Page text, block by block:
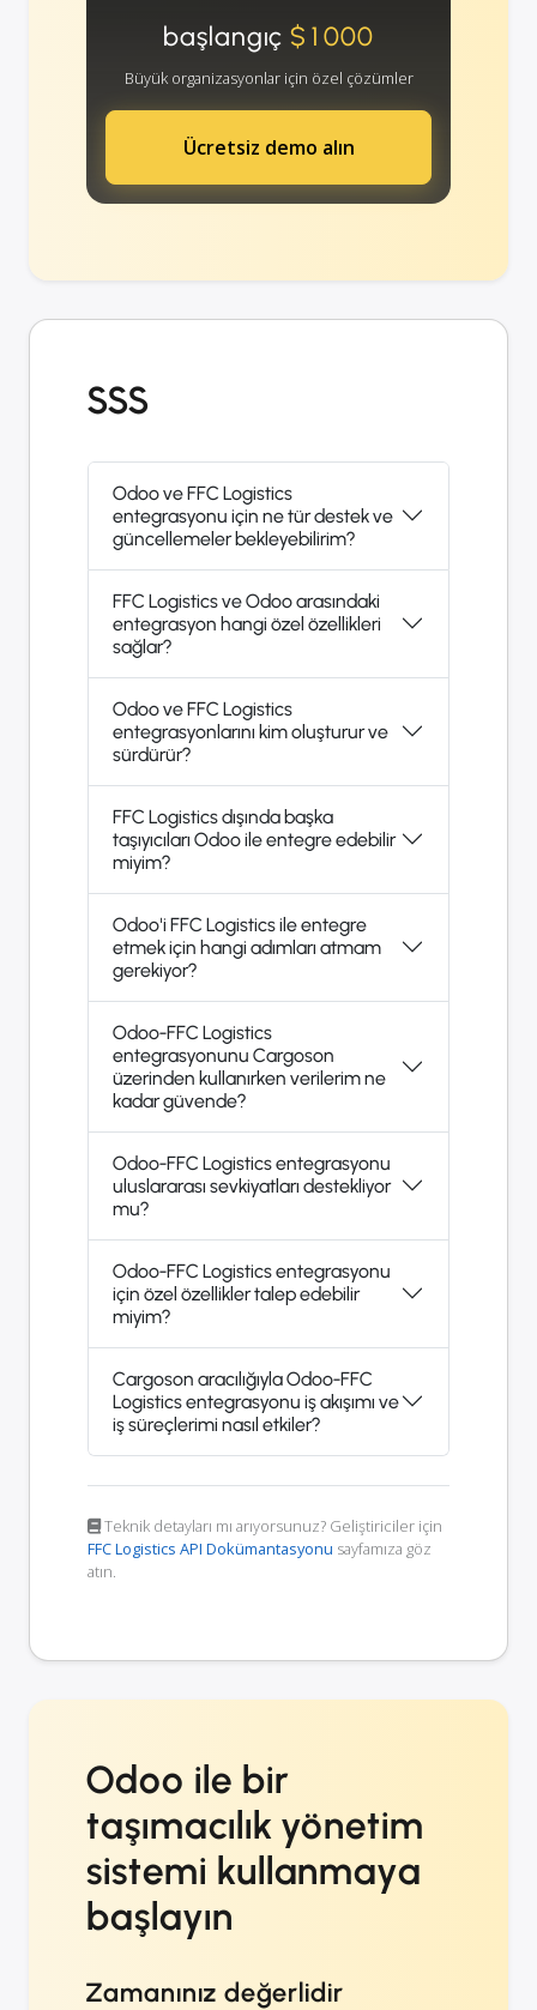
başlangıç$1000
Büyük organizasyonlar için özel çözümler
Ücretsiz demo alın
SSS
Odoo ve FFC Logistics
entegrasyonu için ne tür destek ve
güncellemeler bekleyebilirim?
FFC Logistics ve Odoo arasındaki
entegrasyon hangi özel özellikleri
sağlar?
Odoo ve FFC Logistics
entegrasyonlarını kim oluşturur ve
sürdürür?
FFC Logistics dışında başka
taşıyıcıları Odoo ile entegre edebilir
miyim?
Odoo'i FFC Logistics ile entegre
etmek için hangi adımları atmam
gerekiyor?
Odoo-FFC Logistics
entegrasyonunu Cargoson
üzerinden kullanırken verilerim ne
kadar güvende?
Odoo-FFC Logistics entegrasyonu
uluslararası sevkiyatları destekliyor
mu?
Odoo-FFC Logistics entegrasyonu
için özel özellikler talep edebilir
miyim?
Cargoson aracılığıyla Odoo-FFC
Logistics entegrasyonu iş akışımı ve
iş süreçlerimi nasıl etkiler?
Teknik detayları mı arıyorsunuz? Geliştiriciler için
FFC Logistics API Dokümantasyonu sayfamıza göz
atın.
Odoo ile bir
taşımacılık yönetim
sistemi kullanmaya
başlayın
Zamanınız değerlidir